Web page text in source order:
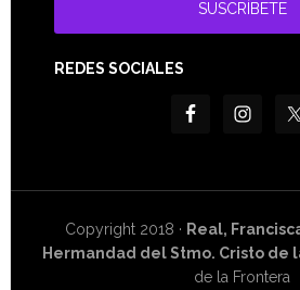
REDES SOCIALES
Copyright 2018 · Real,
Hermandad del Stmo. Cristo de
de la Frontera